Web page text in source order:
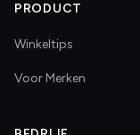
PRODUCT
Winkeltips
Voor Merken